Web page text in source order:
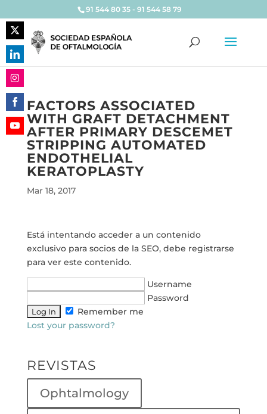
91 544 80 35 - 91 544 58 79
FACTORS ASSOCIATED
WITH GRAFT DETACHMENT
AFTER PRIMARY DESCEMET
STRIPPING AUTOMATED
ENDOTHELIAL
KERATOPLASTY
Mar 18, 2017
Está intentando acceder a un contenido
exclusivo para socios de la SEO, debe registrarse
para ver este contenido.
Username
Password
Remember me
Lost your password?
REVISTAS
Ophtalmology
Share
on
Twitter
Share
on
LinkedIn
Share
on
Instagram
Share
on
Facebook
Share
YouTube